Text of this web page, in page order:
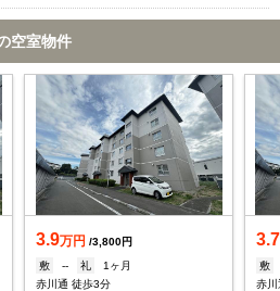
空室物件
3.9万円 /3,800円
敷
-- 礼
1ヶ月
赤川通 徒歩3分
3.7
敷
赤川